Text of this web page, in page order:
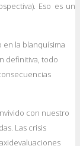
Eso es un
la blanquísima
definitiva, todo
con nuestro
Las crisis